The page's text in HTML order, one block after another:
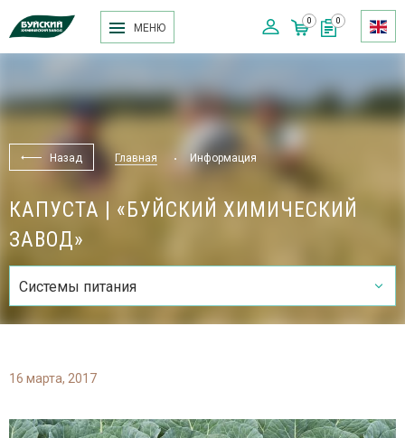
МЕНЮ
0 0
Назад Главная Информация
КАПУСТА | «БУЙСКИЙ ХИМИЧЕСКИЙ
ЗАВОД»
Системы питания
16 марта, 2017